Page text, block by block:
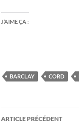
J’AIME ÇA :
BARCLAY CORD
Navigation
ARTICLE PRÉCÉDENT